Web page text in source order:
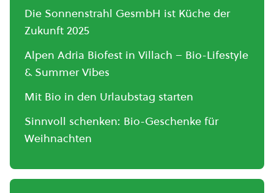
Die Sonnenstrahl GesmbH ist Küche der
Zukunft 2025
Alpen Adria Biofest in Villach – Bio-Lifestyle
& Summer Vibes
Mit Bio in den Urlaubstag starten
Sinnvoll schenken: Bio-Geschenke für
Weihnachten